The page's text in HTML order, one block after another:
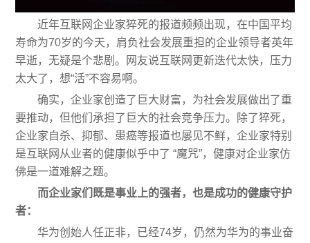
近年互联网企业家猝死的报道频频出现，在中国平均
寿命为70岁的今天，肩负社会发展重担的企业领导者英年
早逝，无疑是个悲剧。网友说互联网更新迭代太快，压力
太大了，想“活”不容易啊。
确实，企业家创造了巨大财富，为社会发展做出了重
要推动，但他们承担了巨大的社会竞争压力。除了猝死，
企业家自杀、抑郁、患癌等报道也屡见不鲜，企业家特别
是互联网从业者的健康似乎中了 “魔咒”，健康对企业家仿
佛是一道难解之题。
而企业家们既是事业上的强者，也是成功的健康守护
者：
华为创始人任正非，已经74岁，仍然为华为的事业奋